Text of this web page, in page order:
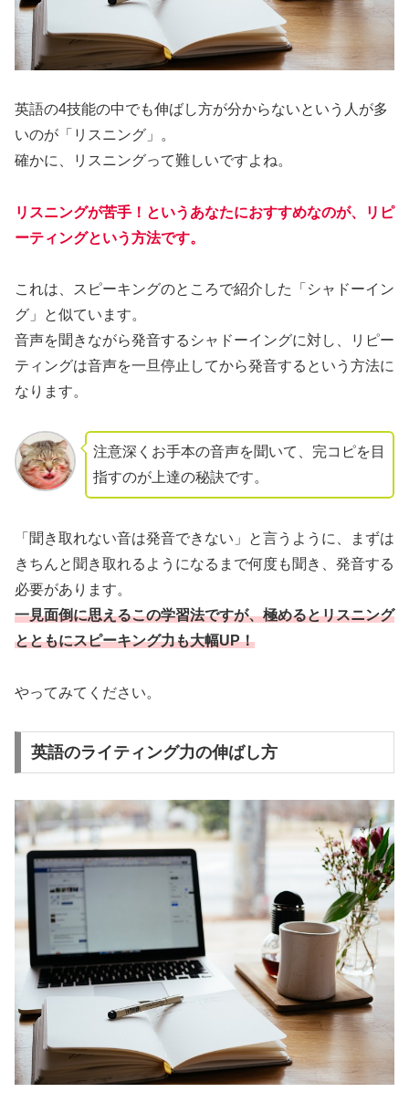
英語の4技能の中でも伸ばし方が分からないという人が多
いのが「リスニング」。
確かに、リスニングって難しいですよね。
リスニングが苦手！というあなたにおすすめなのが、リピ
ーティングという方法です。
これは、スピーキングのところで紹介した「シャドーイン
グ」と似ています。
音声を聞きながら発音するシャドーイングに対し、リピー
ティングは音声を一旦停止してから発音するという方法に
なります。
注意深くお手本の音声を聞いて、完コピを目
指すのが上達の秘訣です。
「聞き取れない音は発音できない」と言うように、まずは
きちんと聞き取れるようになるまで何度も聞き、発音する
必要があります。
一見面倒に思えるこの学習法ですが、極めるとリスニング
とともにスピーキング力も大幅UP！
やってみてください。
英語のライティング力の伸ばし方